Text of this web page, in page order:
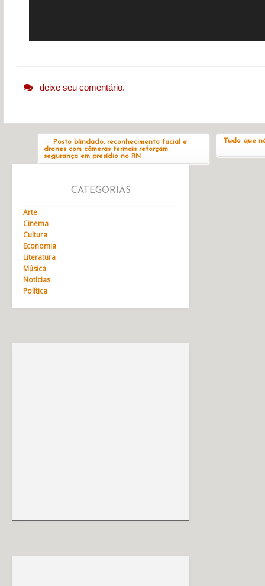
deixe seu comentário.
←
Posto blindado, reconhecimento facial e
drones com câmeras termais reforçam
segurança em presídio no RN
Tudo que
CATEGORIAS
Arte
Cinema
Cultura
Economia
Literatura
Música
Notícias
Política